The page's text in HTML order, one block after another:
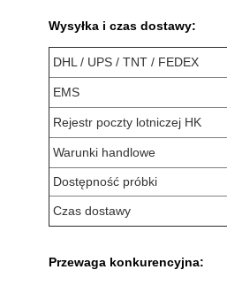
Wysyłka i czas dostawy:
DHL / UPS / TNT / FEDEX
EMS
Rejestr poczty lotniczej HK
Warunki handlowe
Dostępność próbki
Czas dostawy
Przewaga konkurencyjna: